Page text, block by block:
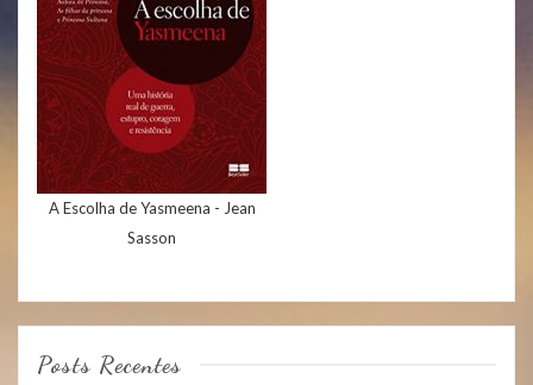
A Escolha de Yasmeena - Jean
Sasson
Posts Recentes